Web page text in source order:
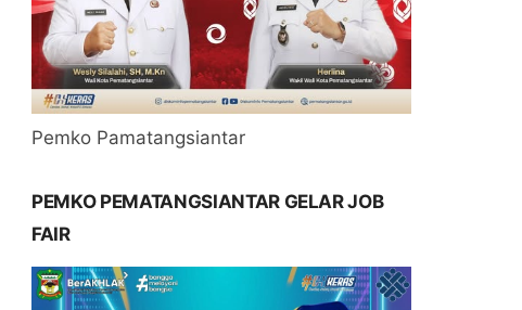
Pemko Pamatangsiantar
PEMKO PEMATANGSIANTAR GELAR JOB
FAIR